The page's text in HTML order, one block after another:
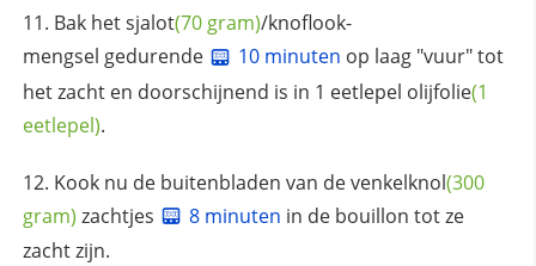
Bak hetsjalot(70 gram)/knoflook-
mengsel gedurende
10 minuten op laag "vuur" tot
het zacht en doorschijnend is in 1 eetlepel olijfolie(1
eetlepel).
Kook nu de buitenbladen van devenkelknol(300
gram) zachtjes 8 minuten in de bouillon tot ze
zacht zijn.